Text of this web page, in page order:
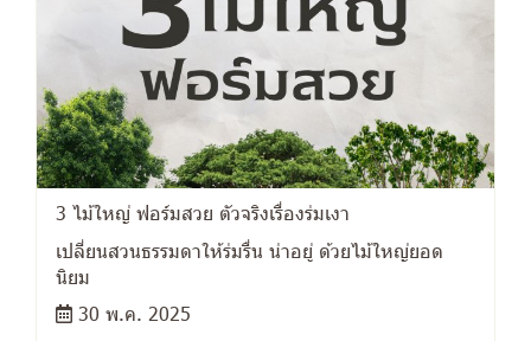
3 ไม้ใหญ่ ฟอร์มสวย ตัวจริงเรื่องร่มเงา
เปลี่ยนสวนธรรมดาให้ร่มรื่น น่าอยู่ ด้วยไม้ใหญ่ยอด
นิยม
30 พ.ค. 2025